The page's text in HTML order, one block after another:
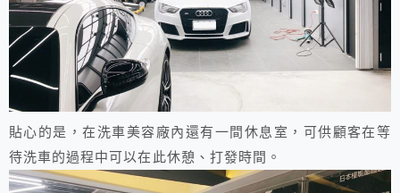
貼心的是，在洗車美容廠內還有一間休息室，可供顧客在等
待洗車的過程中可以在此休憩、打發時間。